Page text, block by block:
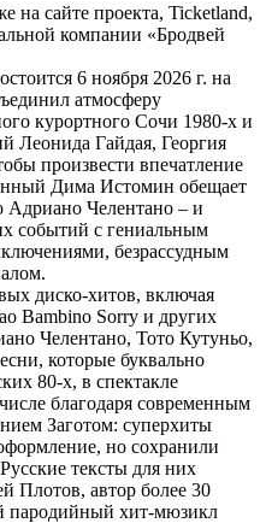
на сайте проекта, Ticketland,
компании «Бродвей
6 ноября 2026 г. на
атмосферу
курортного Сочи 1980-х и
Леонида Гайдая, Георгия
произвести впечатление
Дима Истомин обещает
Адриано Челентано – и
событий с гениальным
безрассудным
диско-хитов, включая
Bambino Sorry и других
Челентано, Тото Кутуньо,
которые буквально
80-х, в спектакле
благодаря современным
Заготом: суперхиты
но сохранили
тексты для них
Плотов, автор более 30
пародийный хит-мюзикл